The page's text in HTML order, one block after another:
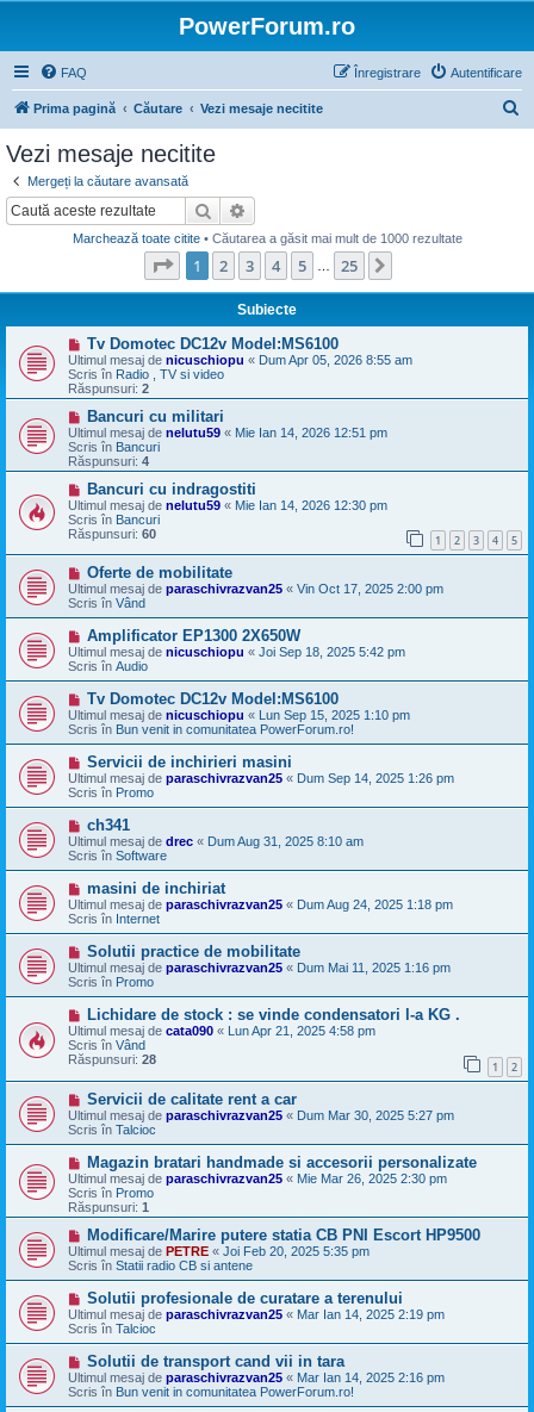
PowerForum.ro
FAQ Autentificare
Înregistrare
Prima pagină Căutare Vezi mesaje necitite
Vezi mesaje necitite
Mergeți la căutare avansată
Căutare
Marchează toate citite• Căutarea a găsit mai mult de 1000 rezultate
Pagina din 25
1 2 3 4 5 25
Subiecte
M
e
s
a
j
n
o
u
Tv Domotec DC12v Model:MS6100
Ultimul mesaj de nicuschiopu « Dum Apr 05, 2026 8:55 am
Scris în Radio , TV si video
Răspunsuri: 2
M
e
s
a
j
n
o
u
Bancuri cu militari
Ultimul mesaj de nelutu59 « Mie Ian 14, 2026 12:51 pm
Scris în Bancuri
Răspunsuri: 4
M
e
s
a
j
n
o
u
Bancuri cu indragostiti
Ultimul mesaj de nelutu59 « Mie Ian 14, 2026 12:30 pm
Scris în Bancuri
Răspunsuri: 60 1 2 3 4 5
M
e
s
a
n
o
u
Oferte de mobilitate
Ultimul mesaj de paraschivrazvan25 « Vin Oct 17, 2025 2:00 pm
Scris în Vând
M
e
s
a
o
u
Amplificator EP1300 2X650W
Ultimul mesaj de nicuschiopu « Joi Sep 18, 2025 5:42 pm
Scris în Audio
M
e
s
a
n
o
u
Tv Domotec DC12v Model:MS6100
Ultimul mesaj de nicuschiopu « Lun Sep 15, 2025 1:10 pm
Scris în Bun venit in comunitatea PowerForum.ro!
M
e
s
a
n
o
u
Servicii de inchirieri masini
Ultimul mesaj de paraschivrazvan25 « Dum Sep 14, 2025 1:26 pm
Scris în Promo
M
e
s
a
n
o
u
ch341
Ultimul mesaj de drec « Dum Aug 31, 2025 8:10 am
Scris în Software
M
e
s
a
n
o
u
masini de inchiriat
Ultimul mesaj de paraschivrazvan25 « Dum Aug 24, 2025 1:18 pm
Scris în Internet
M
e
s
a
n
o
u
Solutii practice de mobilitate
Ultimul mesaj de paraschivrazvan25 « Dum Mai 11, 2025 1:16 pm
Scris în Promo
M
e
s
a
j
n
o
u
Lichidare de stock : se vinde condensatori l-a KG .
Ultimul mesaj de cata090 « Lun Apr 21, 2025 4:58 pm
Scris în Vând
Răspunsuri: 28 1 2
M
e
s
a
n
o
u
Servicii de calitate rent a car
Ultimul mesaj de paraschivrazvan25 « Dum Mar 30, 2025 5:27 pm
Scris în Talcioc
M
e
s
a
j
n
o
u
Magazin bratari handmade si accesorii personalizate
Ultimul mesaj de paraschivrazvan25 « Mie Mar 26, 2025 2:30 pm
Scris în Promo
Răspunsuri: 1
M
e
s
a
n
o
u
Modificare/Marire putere statia CB PNI Escort HP9500
Ultimul mesaj de PETRE « Joi Feb 20, 2025 5:35 pm
Scris în Statii radio CB si antene
M
e
s
a
n
o
u
Solutii profesionale de curatare a terenului
Ultimul mesaj de paraschivrazvan25 « Mar Ian 14, 2025 2:19 pm
Scris în Talcioc
M
e
s
a
Solutii de transport cand vii in tara
Ultimul mesaj de paraschivrazvan25 « Mar Ian 14, 2025 2:16 pm
Scris în Bun venit in comunitatea PowerForum.ro!